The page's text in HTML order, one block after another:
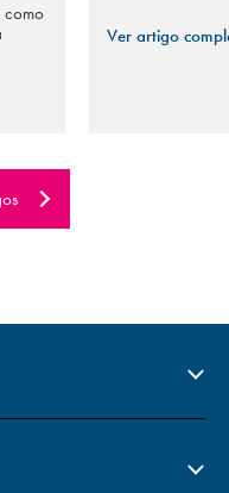
como
Ver artigo